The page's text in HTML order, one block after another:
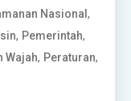
Nasional,
, Pemerintah,
Wajah, Peraturan,